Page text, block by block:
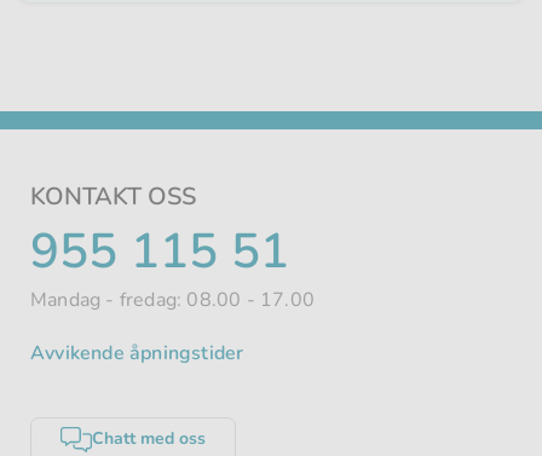
KONTAKT OSS
TELEFONNUMMER
955 115 51
Mandag - fredag: 08.00 - 17.00
Avvikende åpningstider
Chatt med oss